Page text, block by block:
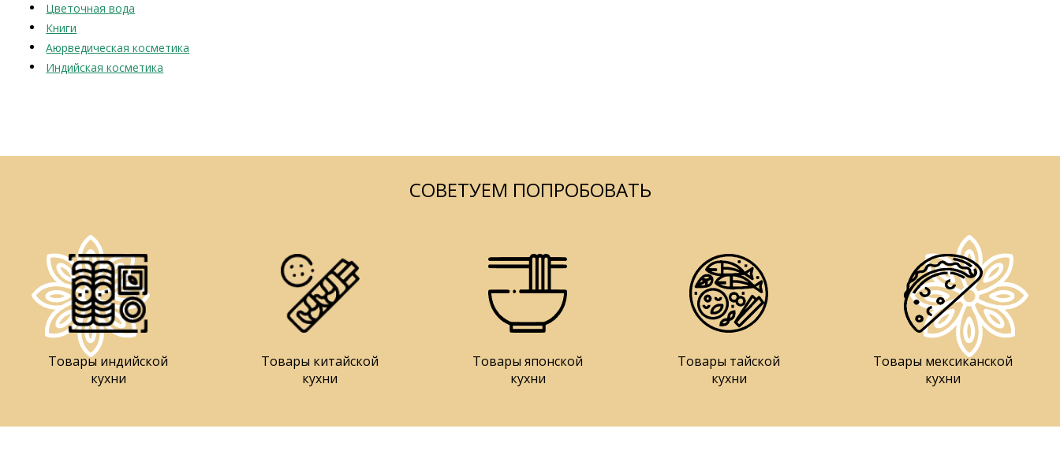
Цветочная вода
Книги
Аюрведическая косметика
Индийская косметика
СОВЕТУЕМ ПОПРОБОВАТЬ
Товары индийской
кухни
Товары китайской
кухни
Товары японской
кухни
Товары тайской
кухни
Товары мексиканской
кухни